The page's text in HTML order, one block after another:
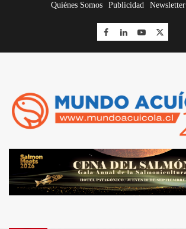
Quiénes Somos Publicidad Newsletter